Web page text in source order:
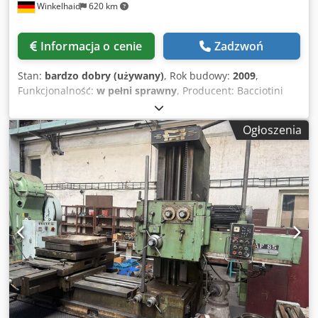
(model CE46A) oraz sprężarkę niskociśnieniową Fusheng
wieża chłodnicza BAC. Rozdmuchiwarka SIDEL SB014,
wyposażona w podajnik, zasypnik oraz urządzenie
SIDEL SFGL40/10. Takie rozwiązanie utrzymuje wydajność
instalacji na wszystkich etapach. Etykietowanie i pakowanie
SIDEL zintegrował etykieciarkę Rollquattro, która
precyzyjnie nakłada etykiety typu roll-fed w systemie
obwodowym. Dodatkowo, urządzenie do owijania folią
termokurczliwą tworzy stabilne multipaki z folii.
Kartoniarka VANTA WSD-B350 z 2011 roku pakuje do 35
kartonów na minutę. Paletyzator automatyzuje etap
końcowy, przygotowując produkty do wysyłki. Technika
transportowa i logistyka wewnętrzna System przenośników
składa się z taśm transportowych wyprodukowanych przez
SIDEL, zapewniając nieprzerwany przepływ produktów od
rozdmuchiwarki do paletyzatora. Taka automatyzacja
zmniejsza ilość ręcznych interwencji i poprawia
powtarzalność procesu. W odróżnieniu od
fragmentarycznych instalacji, konfiguracja ta zwiększa
Winkelhaid 620 km
Informacja o cenie Zadzwoń
Stan: bardzo dobry (używany), Rok budowy: 2009,
Funkcjonalność: w pełni sprawny, Producent: Bacciotini
Typ maszyny: Pit Stop AF Speed Maksymalny rozmiar
arkusza: 50 x 85 cm Minimalny rozmiar arkusza: 10 x 15 cm
Rok produkcji: 2009 Status: dostępna Stan: dobry Dostępna
od: od ręki Dsdpfx Aaozrtyrstskr
Ogłoszenia